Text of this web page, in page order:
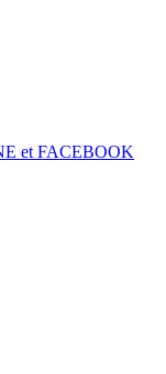
et FACEBOOK